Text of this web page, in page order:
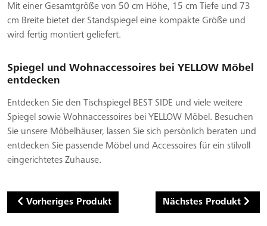
Mit einer Gesamtgröße von 50 cm Höhe, 15 cm Tiefe und 73
cm Breite bietet der Standspiegel eine kompakte Größe und
wird fertig montiert geliefert.
Spiegel und Wohnaccessoires bei YELLOW Möbel
entdecken
Entdecken Sie den Tischspiegel BEST SIDE und viele weitere
Spiegel sowie Wohnaccessoires bei YELLOW Möbel. Besuchen
Sie unsere Möbelhäuser, lassen Sie sich persönlich beraten und
entdecken Sie passende Möbel und Accessoires für ein stilvoll
eingerichtetes Zuhause.
Vorheriges Produkt Nächstes Produkt